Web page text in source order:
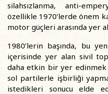
silahsızlanma, anti-
özellikle 1970’lerde önem
motor güçleri arasında yer
1980’lerin başında, bu
içerisinde yer alan sivil
daha etkin bir yer edinmek
sol partilerle işbirliği
istedikleri sonucu elde